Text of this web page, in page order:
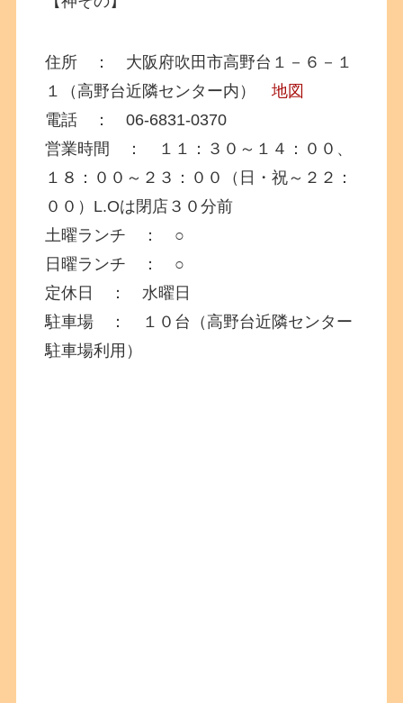
住所 ： 大阪府吹田市高野台１－６－１
１（高野台近隣センター内）地図
電話 ： 06-6831-0370
営業時間 ： １１：３０～１４：００、
１８：００～２３：００（日・祝～２２：
００）L.Oは閉店３０分前
土曜ランチ ： ○
日曜ランチ ： ○
定休日 ： 水曜日
駐車場 ： １０台（高野台近隣センター
駐車場利用）